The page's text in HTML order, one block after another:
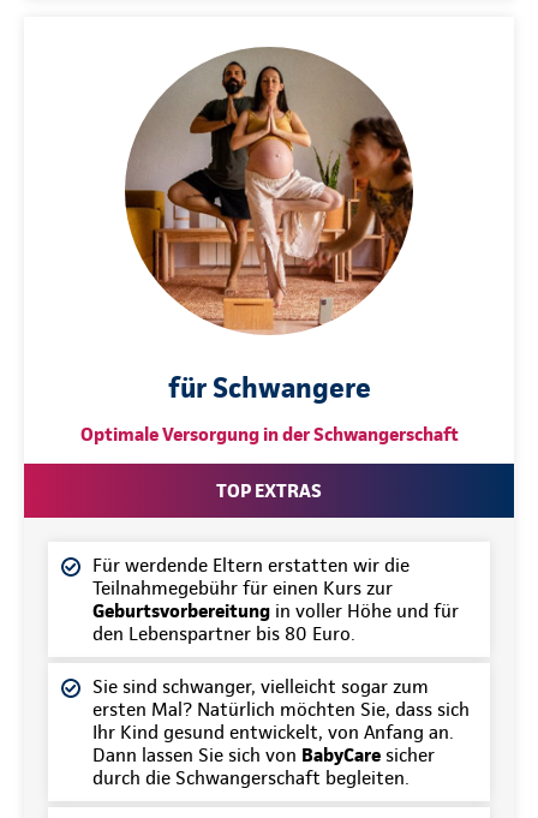
für Schwangere
Optimale Versorgung in der Schwangerschaft
TOP EXTRAS
Für werdende Eltern erstatten wir die
Teilnahmegebühr für einen Kurs zur
Geburtsvorbereitung in voller Höhe und für
den Lebenspartner bis 80 Euro.
Sie sind schwanger, vielleicht sogar zum
ersten Mal? Natürlich möchten Sie, dass sich
Ihr Kind gesund entwickelt, von Anfang an.
Dann lassen Sie sich von BabyCare sicher
durch die Schwangerschaft begleiten.